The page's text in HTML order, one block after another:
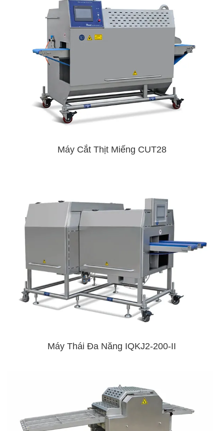
Máy Cắt Thịt Miếng CUT28
Máy Thái Đa Năng IQKJ2-200-II